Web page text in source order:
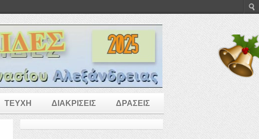
ΤΕΥΧΗ ΔΙΑΚΡΙΣΕΙΣ ΔΡΑΣΕΙΣ